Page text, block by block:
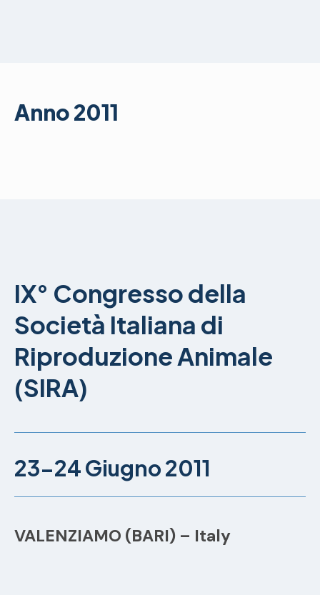
Anno 2011
IX° Congresso della
Società Italiana di
Riproduzione Animale
(SIRA)
23-24 Giugno 2011
VALENZIAMO (BARI) – Italy